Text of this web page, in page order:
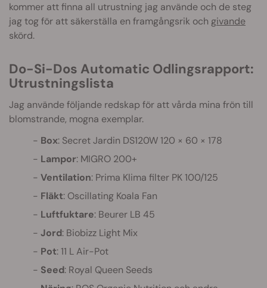
kommer att finna all utrustning jag använde och de steg
jag tog för att säkerställa en framgångsrik och givande
skörd.
Do-Si-Dos Automatic Odlingsrapport:
Utrustningslista
Jag använde följande redskap för att vårda mina frön till
blomstrande, mogna exemplar.
Box: Secret Jardin DS120W 120 × 60 × 178
Lampor: MIGRO 200+
Ventilation: Prima Klima filter PK 100/125
Fläkt: Oscillating Koala Fan
Luftfuktare: Beurer LB 45
Jord: Biobizz Light Mix
Pot: 11 L Air-Pot
Seed: Royal Queen Seeds